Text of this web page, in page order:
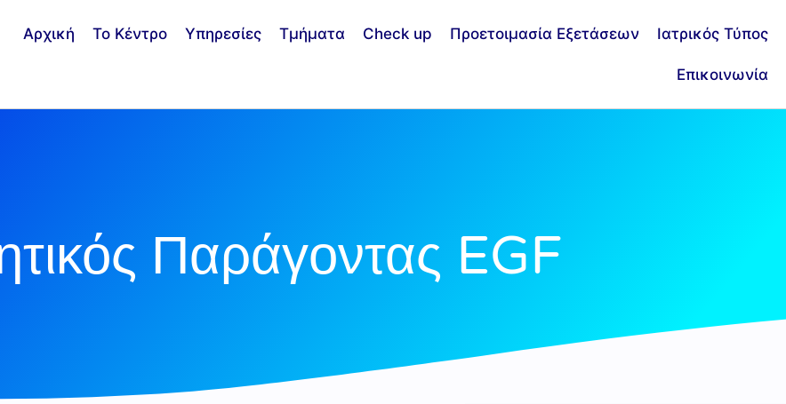
Αρχική Το Κέντρο Υπηρεσίες Τμήματα Check up Προετοιμασία Εξετάσεων Ιατρικός Τύπος
Επικοινωνία
Παράγοντας EGF